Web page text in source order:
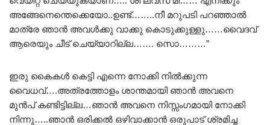
അങ്ങേനെന്തെക്കെയോ..ഉണ്ട്……..നീ മറുപടി പറഞ്ഞാൽ
മാത്രേ ഞാൻ അവൾക്കു വാക്കു കൊടുക്കുള്ളു……വൈദവ്
ആരെയും ചീട് ചെയ്യാറില്ല……. സൊ………”
ഇരു കൈകൾ കെട്ടി എന്നെ നോക്കി നിൽക്കുന്ന
വൈധവ്….അത്രത്തോളം ശാന്തമായി ഞാൻ അവനെ
മുൻപ് കണ്ടിട്ടില്ല…ഞാൻ അവനെ നിസ്സംഗമായി നോക്കി
നിന്നു…..ഞാൻ ഒരിക്കൽ ഒഴിവാക്കാൻ ഒരുപാട് ശ്രമിച്ച